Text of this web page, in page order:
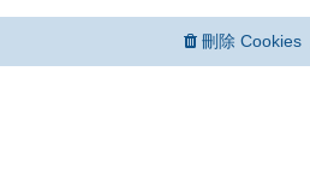
刪除 Cookies